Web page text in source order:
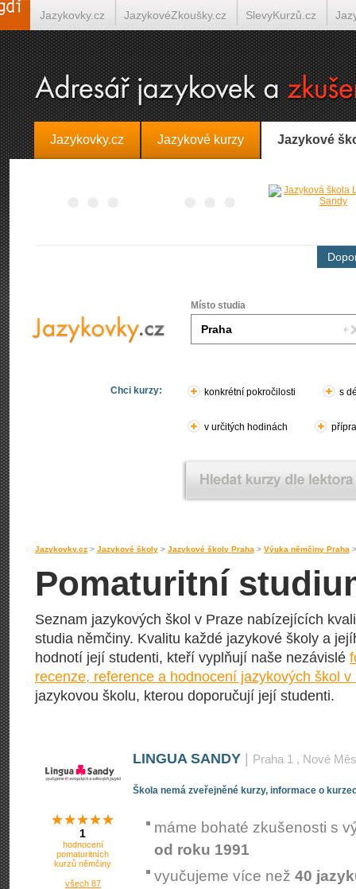
Jazykovky.cz Jazykové kurzy Jazykové
Místo studia
Chci kurzy: konkrétní pokročilosti s
v určitých hodinách
Jazykovky.cz > Jazykové školy > Jazykové školy Praha > Výuka němčiny Praha
Pomaturitní
Seznam jazykových škol v Praze nabízejících
studia němčiny. Kvalitu každé jazykové školy a
hodnotí její studenti, kteří vyplňují naše nezávislé
recenze, reference a hodnocení jazykových škol v
jazykovou školu, kterou doporučují její studenti.
LINGUA SANDY Praha 1 , Nové
Škola nemá zveřejněné kurzy, informace o
1
hodnocení
pomaturitních
kurzů němčiny
všech 87
máme bohaté zkušenosti s
od roku 1991
vyučujeme více než 40
Jazykovky.cz JazykovéZkoušky.cz SlevyKurzů.cz
Španělština on-line Italština on-line Tlumočení-